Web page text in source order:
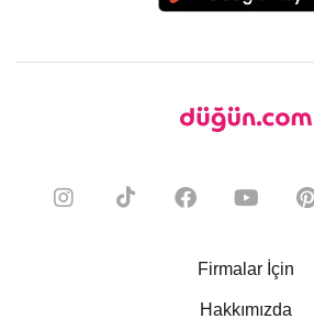
Firmalar İçin
Hakkımızda